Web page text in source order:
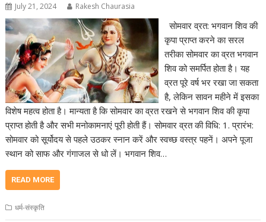
July 21, 2024 Rakesh Chaurasia
सोमवार व्रत: भगवान शिव की
कृपा प्राप्त करने का सरल
तरीका सोमवार का व्रत भगवान
शिव को समर्पित होता है। यह
व्रत पूरे वर्ष भर रखा जा सकता
है, लेकिन सावन महीने में इसका
विशेष महत्व होता है। मान्यता है कि सोमवार का व्रत रखने से भगवान शिव की कृपा
प्राप्त होती है और सभी मनोकामनाएं पूरी होती हैं। सोमवार व्रत की विधि: 1. प्रारंभ:
सोमवार को सूर्योदय से पहले उठकर स्नान करें और स्वच्छ वस्त्र पहनें। अपने पूजा
स्थान को साफ और गंगाजल से धो लें। भगवान शिव…
READ MORE
धर्म-संस्कृति